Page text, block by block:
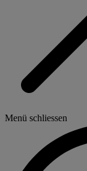
Menü schliessen